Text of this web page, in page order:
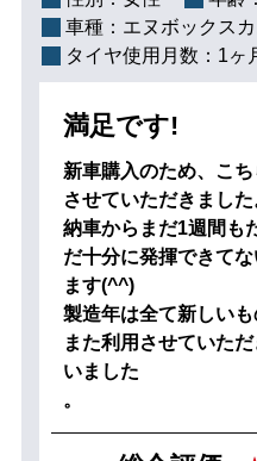
車種： エヌボックス
タイヤ使用月数： 1ヶ
満足です!
新車購入のため、こ
させていただきました
納車からまだ1週間も
だ十分に発揮できて
ます(^^)
製造年は全て新しいも
また利用させていた
いました
。